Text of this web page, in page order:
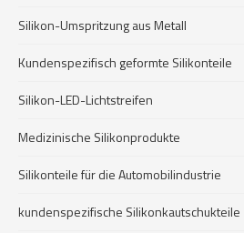
Silikon-Umspritzung aus Metall
Kundenspezifisch geformte Silikonteile
Silikon-LED-Lichtstreifen
Medizinische Silikonprodukte
Silikonteile für die Automobilindustrie
kundenspezifische Silikonkautschukteile